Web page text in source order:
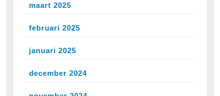
maart 2025
februari 2025
januari 2025
december 2024